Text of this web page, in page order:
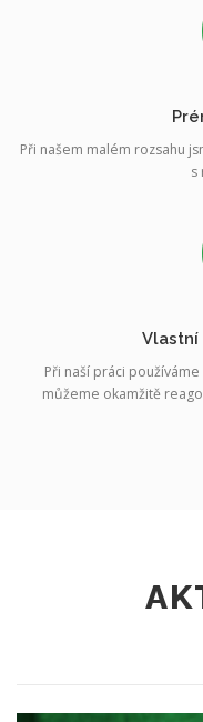
Při našem malém rozsahu
s
Vlastní
Při naší práci
můžeme okamžitě